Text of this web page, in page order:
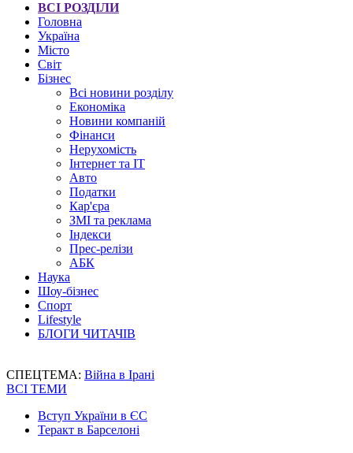
ВСІ РОЗДІЛИ
Головна
Україна
Місто
Світ
Бізнес
Всі новини розділу
Економіка
Новини компаній
Фінанси
Нерухомість
Інтернет та IT
Авто
Податки
Кар'єра
ЗМІ та реклама
Індекси
Прес-релізи
АБК
Наука
Шоу-бізнес
Спорт
Lifestyle
БЛОГИ ЧИТАЧІВ
СПЕЦТЕМА: Війна в Ірані
ВСІ ТЕМИ
Вступ України в ЄС
Теракт в Барселоні